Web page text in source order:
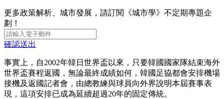
更多政策解析、城市發展，請訂閱《城市學》不定期專題企
劃！
確認送出
事實上，自2002年韓日世界盃以來，只要韓國國家隊結束海外
世界盃賽程返國，無論最終成績如何，韓國足協都會安排機場
接機及返國記者會，由總教練與球員向外界說明本屆賽事表
現，這項安排已成為延續超過20年的固定傳統。